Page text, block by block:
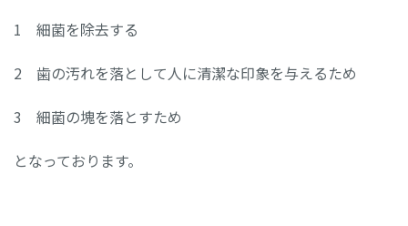
1 細菌を除去する
2 歯の汚れを落として人に清潔な印象を与えるため
3 細菌の塊を落とすため
となっております。